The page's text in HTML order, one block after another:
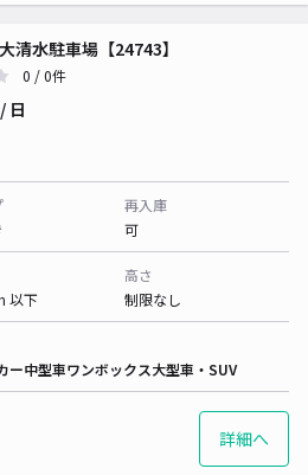
清水駐車場【24743】
0 / 0件
/ 日
再入庫
可
以下
高さ
制限なし
ー中型車ワンボックス大型車・SUV
詳細へ